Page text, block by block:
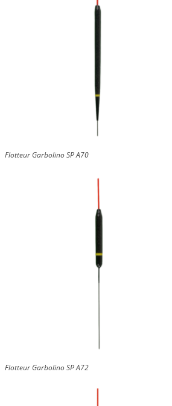
Flotteur Garbolino SP A70
Flotteur Garbolino SP A72